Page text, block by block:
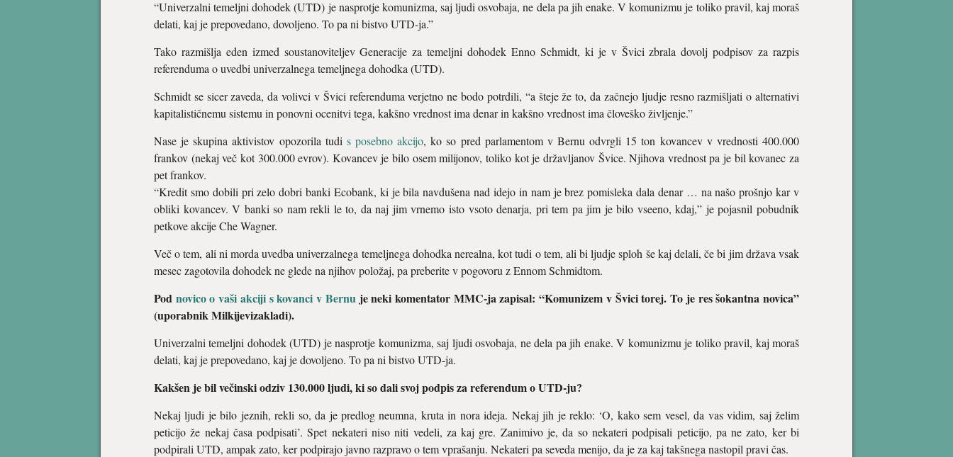
“Univerzalni temeljni dohodek (UTD) je nasprotje komunizma, saj ljudi osvobaja, ne dela pa jih enake. V komunizmu je toliko pravil, kaj moraš
delati, kaj je prepovedano, dovoljeno. To pa ni bistvo UTD-ja.”
Tako razmišlja eden izmed soustanoviteljev Generacije za temeljni dohodek Enno Schmidt, ki je v Švici zbrala dovolj podpisov za razpis
referenduma o uvedbi univerzalnega temeljnega dohodka (UTD).
Schmidt se sicer zaveda, da volivci v Švici referenduma verjetno ne bodo potrdili, “a šteje že to, da začnejo ljudje resno razmišljati o alternativi
kapitalističnemu sistemu in ponovni ocenitvi tega, kakšno vrednost ima denar in kakšno vrednost ima človeško življenje.”
Nase je skupina aktivistov opozorila tudi s posebno akcijo, ko so pred parlamentom v Bernu odvrgli 15 ton kovancev v vrednosti 400.000
frankov (nekaj več kot 300.000 evrov). Kovancev je bilo osem milijonov, toliko kot je državljanov Švice. Njihova vrednost pa je bil kovanec za
pet frankov.
“Kredit smo dobili pri zelo dobri banki Ecobank, ki je bila navdušena nad idejo in nam je brez pomisleka dala denar … na našo prošnjo kar v
obliki kovancev. V banki so nam rekli le to, da naj jim vrnemo isto vsoto denarja, pri tem pa jim je bilo vseeno, kdaj,” je pojasnil pobudnik
petkove akcije Che Wagner.
Več o tem, ali ni morda uvedba univerzalnega temeljnega dohodka nerealna, kot tudi o tem, ali bi ljudje sploh še kaj delali, če bi jim država vsak
mesec zagotovila dohodek ne glede na njihov položaj, pa preberite v pogovoru z Ennom Schmidtom.
Pod novico o vaši akciji s kovanci v Bernuje neki komentator MMC-ja zapisal: “Komunizem v Švici torej. To je res šokantna novica”
(uporabnik Milkijevizakladi).
Univerzalni temeljni dohodek (UTD) je nasprotje komunizma, saj ljudi osvobaja, ne dela pa jih enake. V komunizmu je toliko pravil, kaj moraš
delati, kaj je prepovedano, kaj je dovoljeno. To pa ni bistvo UTD-ja.
Kakšen je bil večinski odziv 130.000 ljudi, ki so dali svoj podpis za referendum o UTD-ju?
Nekaj ljudi je bilo jeznih, rekli so, da je predlog neumna, kruta in nora ideja. Nekaj jih je reklo: ‘O, kako sem vesel, da vas vidim, saj želim
peticijo že nekaj časa podpisati’. Spet nekateri niso niti vedeli, za kaj gre. Zanimivo je, da so nekateri podpisali peticijo, pa ne zato, ker bi
podpirali UTD, ampak zato, ker podpirajo javno razpravo o tem vprašanju. Nekateri pa seveda menijo, da je za kaj takšnega nastopil pravi čas.